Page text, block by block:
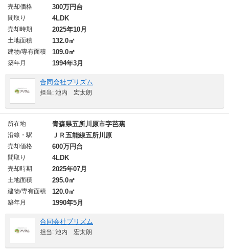
売却価格 300万円台
間取り 4LDK
売却時期 2025年10月
土地面積 132.0㎡
建物/専有面積 109.0㎡
築年月 1994年3月
合同会社プリズム
担当: 池内 宏太朗
所在地 青森県五所川原市字芭蕉
沿線・駅 ＪＲ五能線五所川原
売却価格 600万円台
間取り 4LDK
売却時期 2025年07月
土地面積 295.0㎡
建物/専有面積 120.0㎡
築年月 1990年5月
合同会社プリズム
担当: 池内 宏太朗